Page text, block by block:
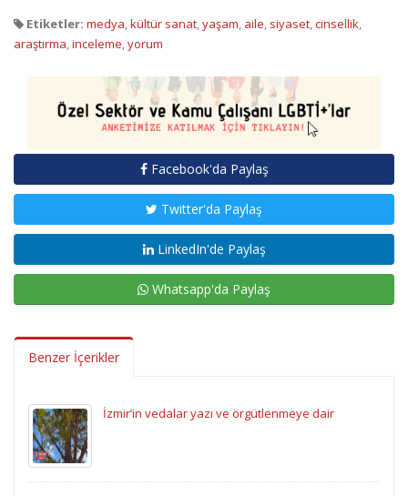
Etiketler: medya,kültür sanat,yaşam, aile, siyaset,cinsellik,
araştırma,inceleme,yorum
Facebook'da Paylaş
Twitter'da Paylaş
LinkedIn'de Paylaş
Whatsapp'da Paylaş
Benzer İçerikler
İzmir’in vedalar yazı ve örgütlenmeye dair